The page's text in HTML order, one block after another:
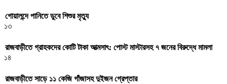
গোয়ালন্দে পানিতে ডুবে শিশুর মৃত্যু
১৩
রাজবাড়ীতে গ্রাহকদের কোটি টাকা আত্মসাৎ: পোস্ট মাস্টারসহ ৭ জনের বিরুদ্ধে মামলা
১৪
রাজবাড়ীতে সাড়ে ১১ কেজি গাঁজাসহ দুইজন গ্রেপ্তার